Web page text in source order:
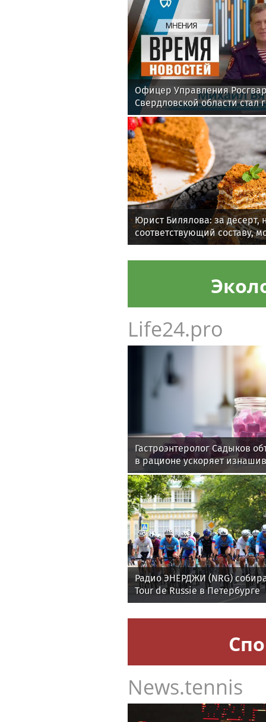
Офицер Управления
Свердловской области стал
эфире телекомпании
Юрист Билялова: за десерт,
соответствующий составу,
деньги
Life24.pro
Гастроэнтеролог Садыков
в рационе ускоряет
Радио ЭНЕРДЖИ (NRG)
Tour de Russie в Петербурге
News.tennis